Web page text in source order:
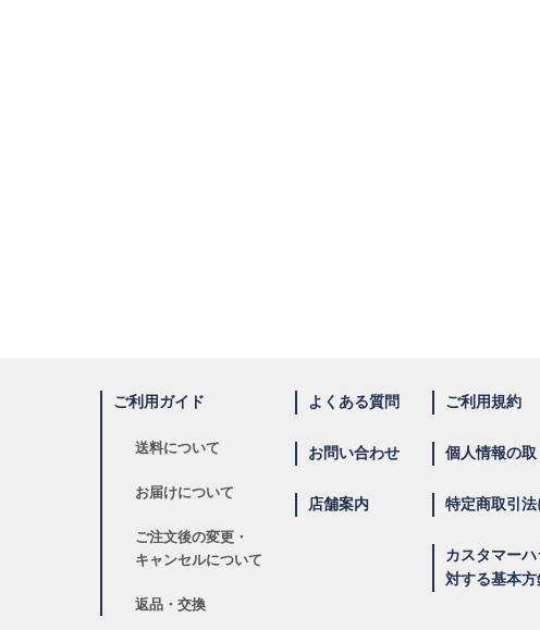
ご利用ガイド
送料について
お届けについて
ご注文後の変更・
キャンセルについて
返品・交換
よくある質問
お問い合わせ
店舗案内
ご利用規約
個人情報の
特定商取引
カスタマー
対する基本方